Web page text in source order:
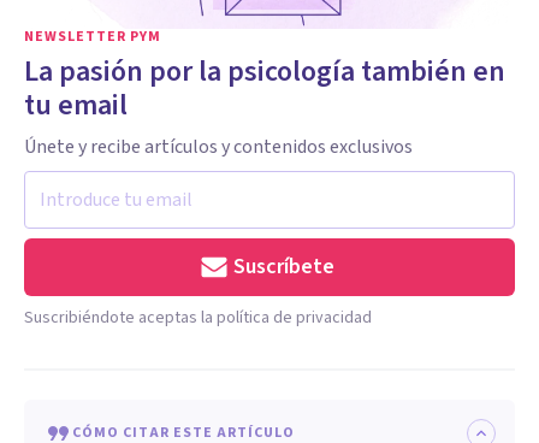
NEWSLETTER PYM
La pasión por la psicología también en
tu email
Únete y recibe artículos y contenidos exclusivos
Suscríbete
Suscribiéndote aceptas la política de privacidad
CÓMO CITAR ESTE ARTÍCULO